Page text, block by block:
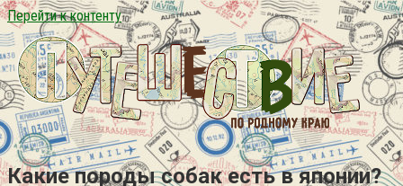
Перейти к контенту
Какие породы собак есть в японии?